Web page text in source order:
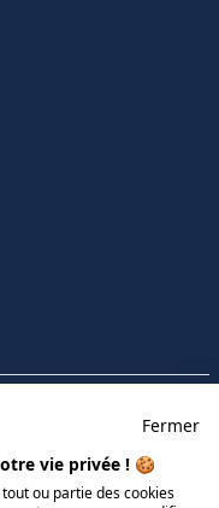
Fermer
vie privée ! 🍪
ou partie des cookies